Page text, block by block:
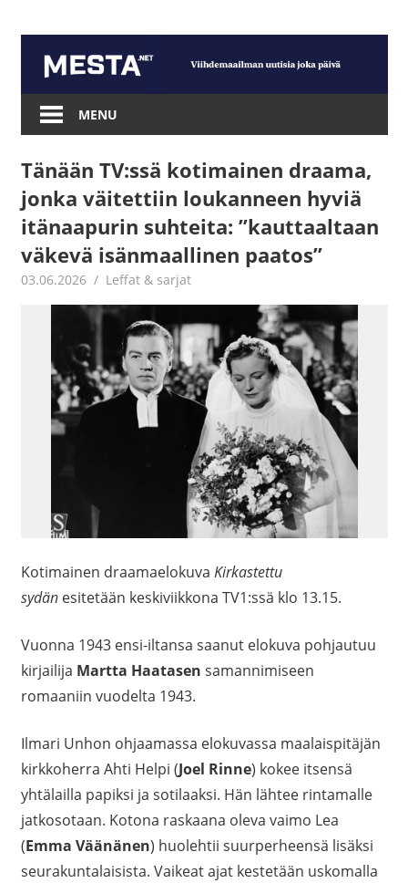
content
Mesta.net
MENU
Tänään TV:ssä kotimainen draama,
jonka väitettiin loukanneen hyviä
itänaapurin suhteita: ”kauttaaltaan
väkevä isänmaallinen paatos”
03.06.2026 Jouni Hirn
Leffat & sarjat
Kotimainen draamaelokuva Kirkastettu
sydänesitetään keskiviikkona TV1:ssä klo 13.15.
Vuonna 1943 ensi-iltansa saanut elokuva pohjautuu
kirjailija Martta Haatasen samannimiseen
romaaniin vuodelta 1943.
Ilmari Unhon ohjaamassa elokuvassa maalaispitäjän
kirkkoherra Ahti Helpi (Joel Rinne) kokee itsensä
yhtälailla papiksi ja sotilaaksi. Hän lähtee rintamalle
jatkosotaan. Kotona raskaana oleva vaimo Lea
(Emma Väänänen) huolehtii suurperheensä lisäksi
seurakuntalaisista. Vaikeat ajat kestetään uskomalla